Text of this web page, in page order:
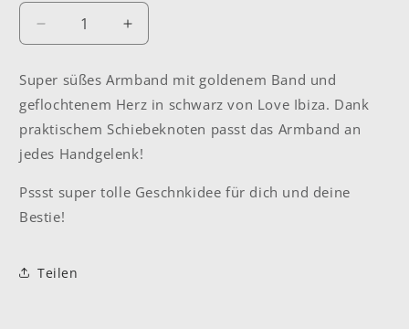
Verringere
die
Menge
für
Armband
&quot;Herz&quot;
schwarz
Erhöhe
die
Menge
für
Armband
&quot;Herz&quot;
schwarz
Super süßes Armband mit goldenem Band und
geflochtenem Herz in schwarz von Love Ibiza. Dank
praktischem Schiebeknoten passt das Armband an
jedes Handgelenk!
Pssst super tolle Geschnkidee für dich und deine
Bestie!
Teilen